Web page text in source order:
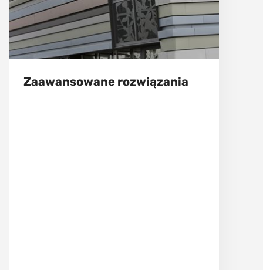
Zaawansowane rozwiązania